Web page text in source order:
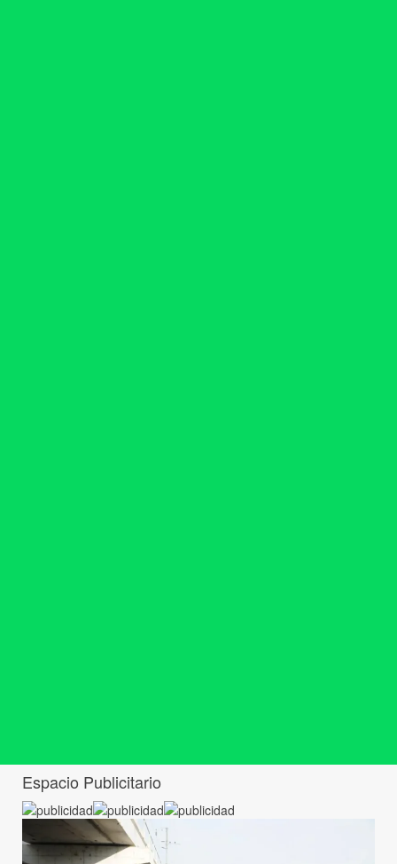
Espacio Publicitario